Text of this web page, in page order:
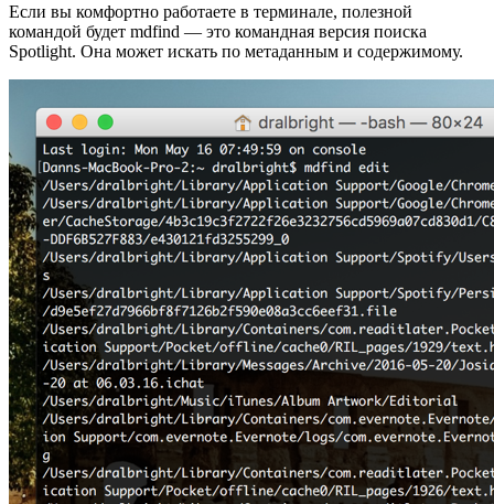
Если вы комфортно работаете в терминале, полезной
командой будет mdfind — это командная версия поиска
Spotlight. Она может искать по метаданным и содержимому.